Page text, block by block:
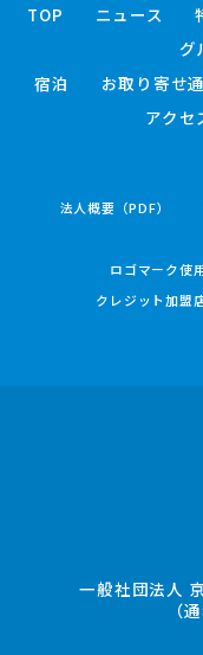
TOP ニュース
グ
宿泊
お取り寄せ
アクセ
法人概要（PDF）
ロゴマーク使
クレジット加盟
一般社団法人
（